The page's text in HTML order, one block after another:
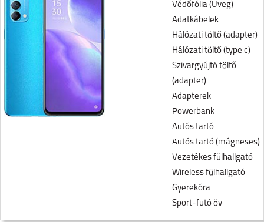
Védőfólia (Üveg)
Adatkábelek
Hálózati töltő (adapter)
Hálózati töltő (type c)
Szivargyújtó töltő
(adapter)
Adapterek
Powerbank
Autós tartó
Autós tartó (mágneses)
Vezetékes fülhallgató
Wireless fülhallgató
Gyerekóra
Sport-futó öv